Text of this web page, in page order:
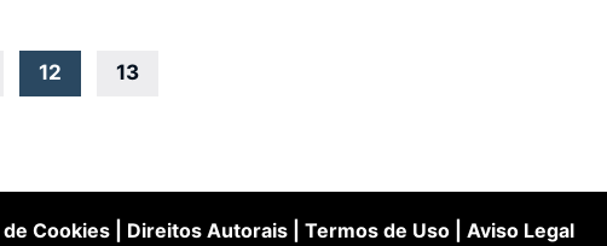
12
13
de Cookies Direitos Autorais Termos de Uso Aviso Legal